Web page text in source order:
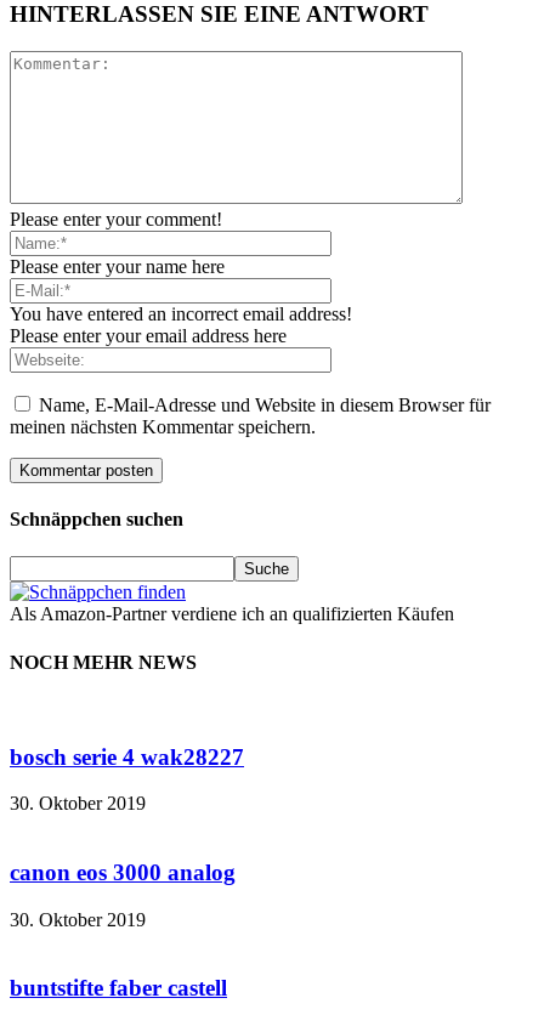
HINTERLASSEN SIE EINE ANTWORT
Please enter your comment!
Please enter your name here
You have entered an incorrect email address!
Please enter your email address here
Name, E-Mail-Adresse und Website in diesem Browser für
meinen nächsten Kommentar speichern.
Schnäppchen suchen
Als Amazon-Partner verdiene ich an qualifizierten Käufen
NOCH MEHR NEWS
bosch serie 4 wak28227
30. Oktober 2019
canon eos 3000 analog
30. Oktober 2019
buntstifte faber castell